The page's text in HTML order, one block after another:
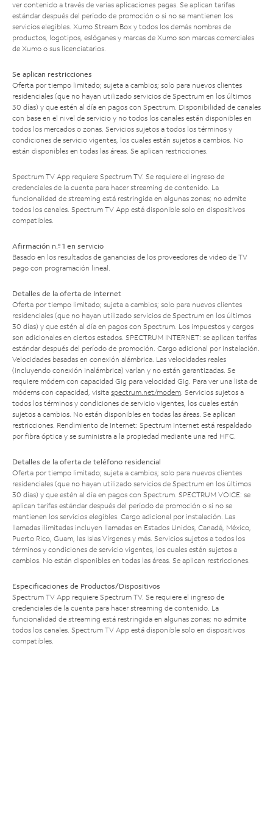
ver contenido a través de varias aplicaciones pagas. Se aplican tarifas
estándar después del período de promoción o si no se mantienen los
servicios elegibles. Xumo Stream Box y todos los demás nombres de
productos, logotipos, eslóganes y marcas de Xumo son marcas comerciales
de Xumo o sus licenciatarios.
Se aplican restricciones
Oferta por tiempo limitado; sujeta a cambios; solo para nuevos clientes
residenciales (que no hayan utilizado servicios de Spectrum en los últimos
30 días) y que estén al día en pagos con Spectrum. Disponibilidad de canales
con base en el nivel de servicio y no todos los canales están disponibles en
todos los mercados o zonas. Servicios sujetos a todos los términos y
condiciones de servicio vigentes, los cuales están sujetos a cambios. No
están disponibles en todas las áreas. Se aplican restricciones.
Spectrum TV App requiere Spectrum TV. Se requiere el ingreso de
credenciales de la cuenta para hacer streaming de contenido. La
funcionalidad de streaming está restringida en algunas zonas; no admite
todos los canales. Spectrum TV App está disponible solo en dispositivos
compatibles.
Afirmación n.º 1 en servicio
Basado en los resultados de ganancias de los proveedores de video de TV
pago con programación lineal.
Detalles de la oferta de Internet
Oferta por tiempo limitado; sujeta a cambios; solo para nuevos clientes
residenciales (que no hayan utilizado servicios de Spectrum en los últimos
30 días) y que estén al día en pagos con Spectrum. Los impuestos y cargos
son adicionales en ciertos estados. SPECTRUM INTERNET: se aplican tarifas
estándar después del período de promoción. Cargo adicional por instalación.
Velocidades basadas en conexión alámbrica. Las velocidades reales
(incluyendo conexión inalámbrica) varían y no están garantizadas. Se
requiere módem con capacidad Gig para velocidad Gig. Para ver una lista de
módems con capacidad, visita spectrum.net/modem. Servicios sujetos a
todos los términos y condiciones de servicio vigentes, los cuales están
sujetos a cambios. No están disponibles en todas las áreas. Se aplican
restricciones. Rendimiento de Internet: Spectrum Internet está respaldado
por fibra óptica y se suministra a la propiedad mediante una red HFC.
Detalles de la oferta de teléfono residencial
Oferta por tiempo limitado; sujeta a cambios; solo para nuevos clientes
residenciales (que no hayan utilizado servicios de Spectrum en los últimos
30 días) y que estén al día en pagos con Spectrum. SPECTRUM VOICE: se
aplican tarifas estándar después del período de promoción o si no se
mantienen los servicios elegibles. Cargo adicional por instalación. Las
llamadas ilimitadas incluyen llamadas en Estados Unidos, Canadá, México,
Puerto Rico, Guam, las Islas Vírgenes y más. Servicios sujetos a todos los
términos y condiciones de servicio vigentes, los cuales están sujetos a
cambios. No están disponibles en todas las áreas. Se aplican restricciones.
Especificaciones de Productos/Dispositivos
Spectrum TV App requiere Spectrum TV. Se requiere el ingreso de
credenciales de la cuenta para hacer streaming de contenido. La
funcionalidad de streaming está restringida en algunas zonas; no admite
todos los canales. Spectrum TV App está disponible solo en dispositivos
compatibles.